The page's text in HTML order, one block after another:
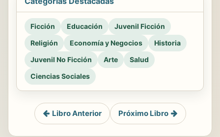
Ficción Educación
Juvenil Ficción
Religión
Economía y Negocios
Historia
Juvenil No Ficción
Arte
Salud
Ciencias Sociales
Libro Anterior Próximo Libro